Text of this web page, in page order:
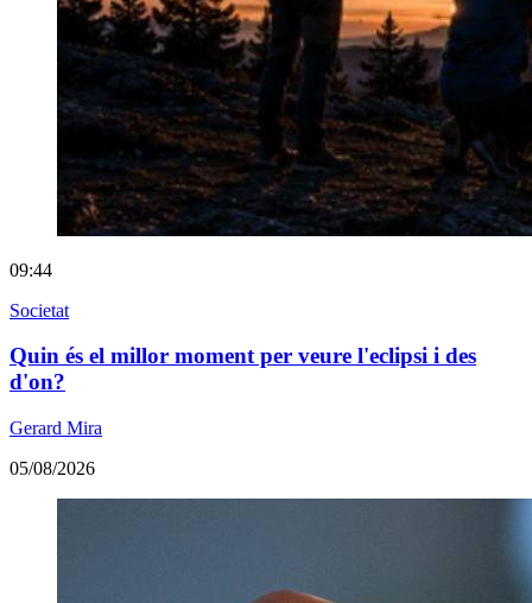
09:44
Societat
Quin és el millor moment per veure l'eclipsi i des
d'on?
Gerard Mira
05/08/2026